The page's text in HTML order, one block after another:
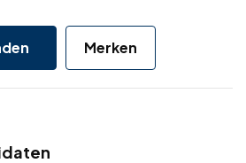
Merken